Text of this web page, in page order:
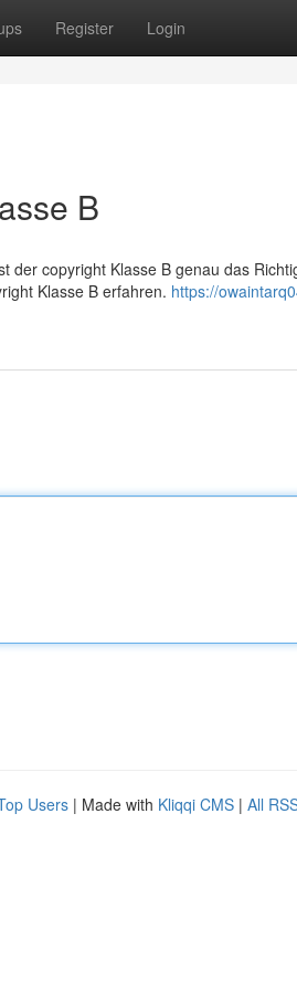
Register Login
B
der copyright Klasse B genau das
Klasse B erfahren. https://
Users | Made with Kliqqi CMS | All